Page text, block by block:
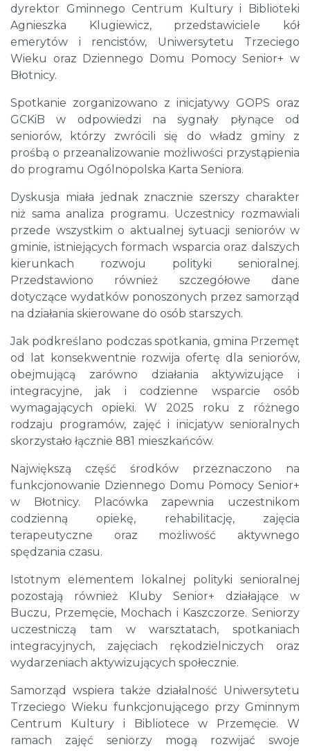
dyrektor Gminnego Centrum Kultury i Biblioteki
Agnieszka Klugiewicz, przedstawiciele kół
emerytów i rencistów, Uniwersytetu Trzeciego
Wieku oraz Dziennego Domu Pomocy Senior+ w
Błotnicy.
Spotkanie zorganizowano z inicjatywy GOPS oraz
GCKiB w odpowiedzi na sygnały płynące od
seniorów, którzy zwrócili się do władz gminy z
prośbą o przeanalizowanie możliwości przystąpienia
do programu Ogólnopolska Karta Seniora.
Dyskusja miała jednak znacznie szerszy charakter
niż sama analiza programu. Uczestnicy rozmawiali
przede wszystkim o aktualnej sytuacji seniorów w
gminie, istniejących formach wsparcia oraz dalszych
kierunkach rozwoju polityki senioralnej.
Przedstawiono również szczegółowe dane
dotyczące wydatków ponoszonych przez samorząd
na działania skierowane do osób starszych.
Jak podkreślano podczas spotkania, gmina Przemęt
od lat konsekwentnie rozwija ofertę dla seniorów,
obejmującą zarówno działania aktywizujące i
integracyjne, jak i codzienne wsparcie osób
wymagających opieki. W 2025 roku z różnego
rodzaju programów, zajęć i inicjatyw senioralnych
skorzystało łącznie 881 mieszkańców.
Największą część środków przeznaczono na
funkcjonowanie Dziennego Domu Pomocy Senior+
w Błotnicy. Placówka zapewnia uczestnikom
codzienną opiekę, rehabilitację, zajęcia
terapeutyczne oraz możliwość aktywnego
spędzania czasu.
Istotnym elementem lokalnej polityki senioralnej
pozostają również Kluby Senior+ działające w
Buczu, Przemęcie, Mochach i Kaszczorze. Seniorzy
uczestniczą tam w warsztatach, spotkaniach
integracyjnych, zajęciach rękodzielniczych oraz
wydarzeniach aktywizujących społecznie.
Samorząd wspiera także działalność Uniwersytetu
Trzeciego Wieku funkcjonującego przy Gminnym
Centrum Kultury i Bibliotece w Przemęcie. W
ramach zajęć seniorzy mogą rozwijać swoje